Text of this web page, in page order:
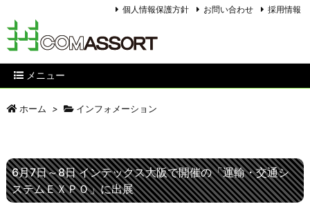
メニュー
個人情報保護方針 お問い合わせ 採用情報
ホーム > インフォメーション
6月7日～8日 インテックス大阪で開催の「運輸・交通シ
ステムＥＸＰＯ」に出展